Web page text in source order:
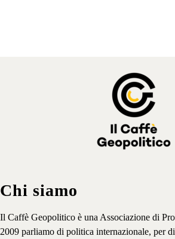
Chi siamo
Il Caffè Geopolitico è una Associazione di
2009 parliamo di politica internazionale, per